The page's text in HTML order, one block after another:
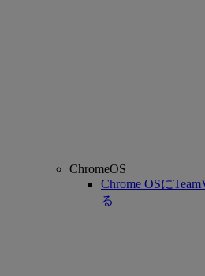
ChromeOS
Chrome OSに
る